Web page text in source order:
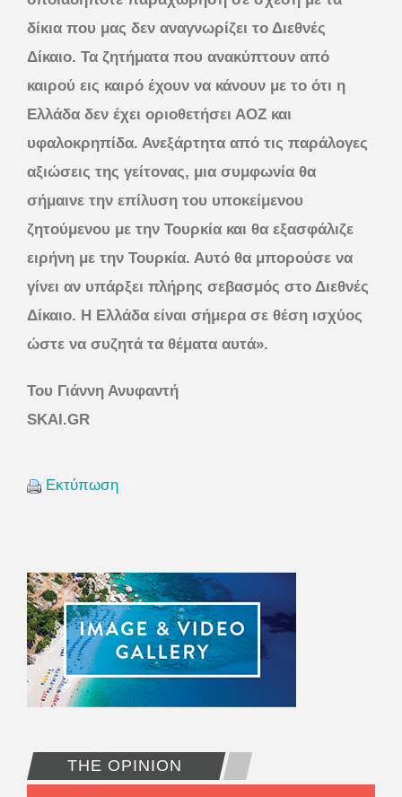
δίκια που μας δεν αναγνωρίζει το Διεθνές
Δίκαιο. Τα ζητήματα που ανακύπτουν από
καιρού εις καιρό έχουν να κάνουν με το ότι η
Ελλάδα δεν έχει οριοθετήσει ΑΟΖ και
υφαλοκρηπίδα. Ανεξάρτητα από τις παράλογες
αξιώσεις της γείτονας, μια συμφωνία θα
σήμαινε την επίλυση του υποκείμενου
ζητούμενου με την Τουρκία και θα εξασφάλιζε
ειρήνη με την Τουρκία. Αυτό θα μπορούσε να
γίνει αν υπάρξει πλήρης σεβασμός στο Διεθνές
Δίκαιο. Η Ελλάδα είναι σήμερα σε θέση ισχύος
ώστε να συζητά τα θέματα αυτά».
Του Γιάννη Ανυφαντή
SKAI.GR
Εκτύπωση
THE OPINION